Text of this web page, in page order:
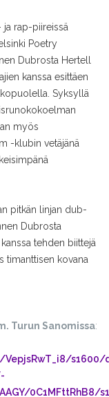
ja rap-piireissä
Poetry
Dubrosta Hertell
kanssa esittäen
Syksyllä
myös
-klubin vetäjänä
pitkän linjan dub-
Dubrosta
tehden biittejä
timanttisen kovana
Turun Sanomissa:
VepjsRwT_i8/
0C1MFttRhB8/